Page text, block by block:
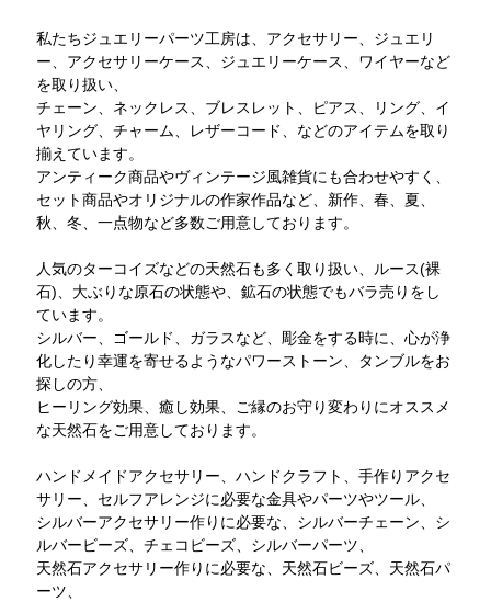
私たちジュエリーパーツ工房は、アクセサリー、ジュエリ
ー、アクセサリーケース、ジュエリーケース、ワイヤーなど
を取り扱い、
チェーン、ネックレス、ブレスレット、ピアス、リング、イ
ヤリング、チャーム、レザーコード、などのアイテムを取り
揃えています。
アンティーク商品やヴィンテージ風雑貨にも合わせやすく、
セット商品やオリジナルの作家作品など、新作、春、夏、
秋、冬、一点物など多数ご用意しております。
人気のターコイズなどの天然石も多く取り扱い、ルース(裸
石)、大ぶりな原石の状態や、鉱石の状態でもバラ売りをし
ています。
シルバー、ゴールド、ガラスなど、彫金をする時に、心が浄
化したり幸運を寄せるようなパワーストーン、タンブルをお
探しの方、
ヒーリング効果、癒し効果、ご縁のお守り変わりにオススメ
な天然石をご用意しております。
ハンドメイドアクセサリー、ハンドクラフト、手作りアクセ
サリー、セルフアレンジに必要な金具やパーツやツール、
シルバーアクセサリー作りに必要な、シルバーチェーン、シ
ルバービーズ、チェコビーズ、シルバーパーツ、
天然石アクセサリー作りに必要な、天然石ビーズ、天然石パ
ーツ、